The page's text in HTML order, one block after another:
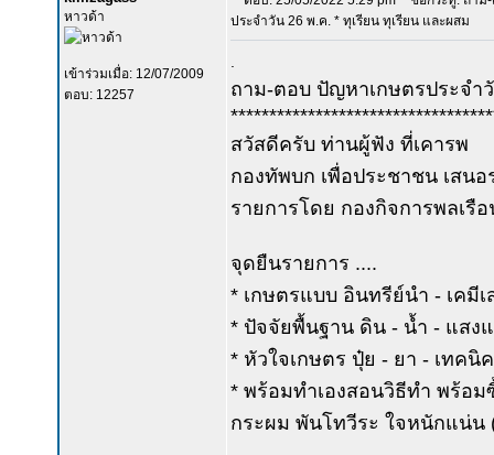
หาวด้า
เข้าร่วมเมื่อ: 12/07/2009
ตอบ: 12257
ประจำวัน 26 พ.ค. * ทุเรียน ทุเรียน และผสม
ถาม-ตอบ ปัญหาเกษตรประจำ
สวัสดีครับ ท่านผู้ฟัง ที่เคารพ
กองทัพบก เพื่อประชาชน เสน
รายการโดย กองกิจการพลเ
จุดยืนรายการ ....
* เกษตรแบบ อินทรีย์นำ - เคมีเ
* ปัจจัยพื้นฐาน ดิน - น้ำ - แสง
* หัวใจเกษตร ปุ๋ย - ยา - เทค
* พร้อมทำเองสอนวิธีทำ พร้อ
กระผม พันโทวีระ ใจหนักแน่น